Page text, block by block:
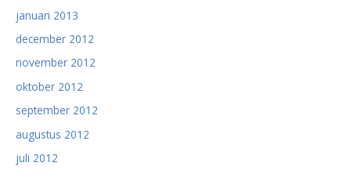
januari 2013
december 2012
november 2012
oktober 2012
september 2012
augustus 2012
juli 2012